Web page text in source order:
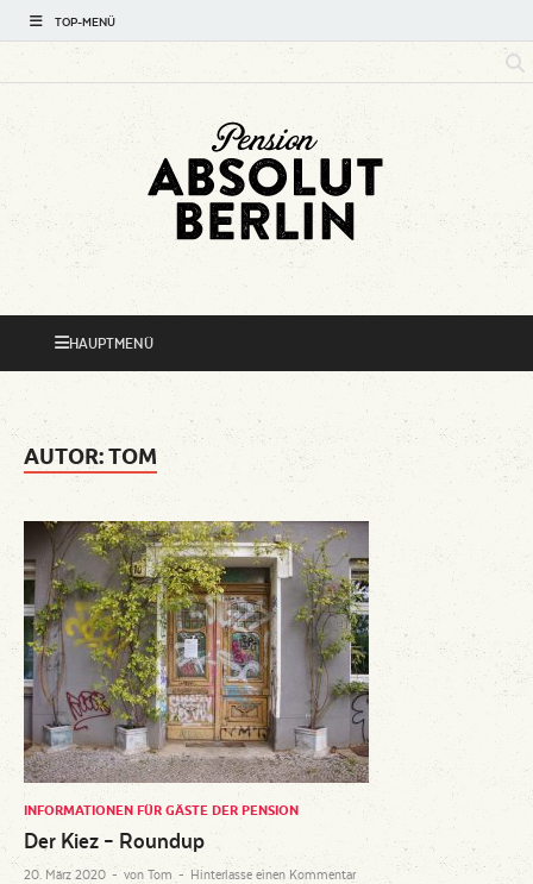
TOP-MENÜ
Absolut
Berlin Mini-
Reiseführer
HAUPTMENÜ
AUTOR:TOM
INFORMATIONEN FÜR GÄSTE DER PENSION
Der Kiez – Roundup
20. März 2020 - von Tom - Hinterlasse einen Kommentar